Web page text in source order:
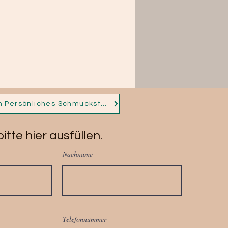
hier ausfüllen.
Nachname
Telefonnummer